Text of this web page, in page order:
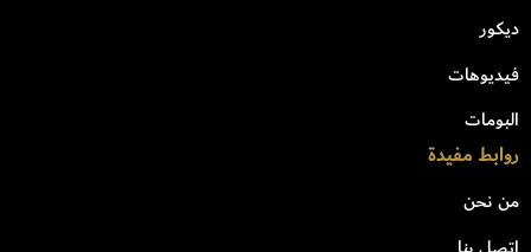
ديكور
فيديوهات
البومات
روابط مفيدة
من نحن